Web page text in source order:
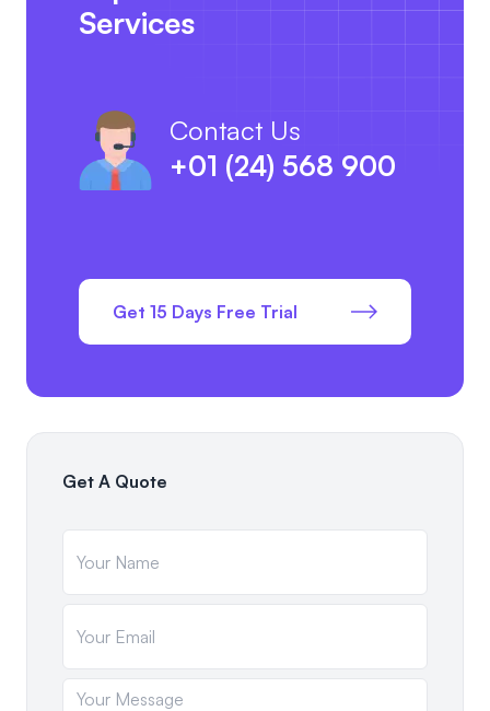
Services
Contact Us
+01 (24) 568 900
Get 15 Days Free Trial
Get A Quote